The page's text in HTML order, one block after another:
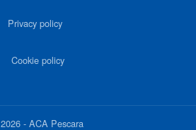
Privacy policy
Cookie policy
2026 - ACA Pescara